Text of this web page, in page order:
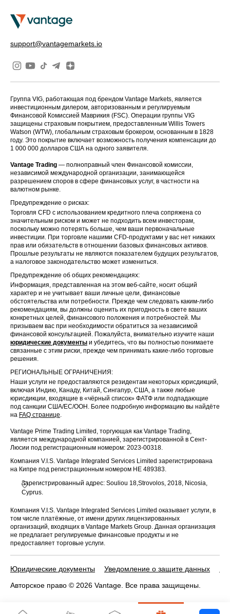
support@vantagemarkets.io
Группа VIG, работающая под брендом Vantage Markets, является
инвестиционным дилером, авторизованным и регулируемым
Финансовой Комиссией Маврикия (FSC). Операции группы VIG
защищены страховым покрытием, предоставленным Willis Towers
Watson (WTW), глобальным страховым брокером, основанным в 1828
году. Это покрытие включает возможность получения компенсации до
1 000 000 долларов США на одного заявителя.
Vantage Trading — полноправный член Финансовой комиссии,
независимой международной организации, занимающейся
разрешением споров в сфере финансовых услуг, в частности на
валютном рынке.
Предупреждение о рисках:
Торговля CFD с использованием кредитного плеча сопряжена со
значительным риском и может не подходить всем инвесторам,
поскольку можно потерять больше, чем ваши первоначальные
инвестиции. При торговле нашими CFD-продуктами у вас нет никаких
прав или обязательств в отношении базовых финансовых активов.
Прошлые результаты не являются показателем будущих результатов,
а налоговое законодательство может измениться.
Предупреждение об общих рекомендациях:
Информация, представленная на этом веб-сайте, носит общий
характер и не учитывает ваши личные цели, финансовые
обстоятельства или потребности. Прежде чем следовать каким-либо
рекомендациям, вы должны оценить их пригодность в свете ваших
конкретных целей, финансового положения и потребностей. Мы
призываем вас при необходимости обратиться за независимой
финансовой консультацией. Пожалуйста, внимательно изучите наши
юридические документы и убедитесь, что вы полностью понимаете
связанные с этим риски, прежде чем принимать какие-либо торговые
решения.
РЕГИОНАЛЬНЫЕ ОГРАНИЧЕНИЯ:
Наши услуги не предоставляются резидентам некоторых юрисдикций,
включая Индию, Канаду, Китай, Сингапур, США, а также любые
юрисдикции, входящие в «чёрный список» ФАТФ или подпадающие
под санкции США/ЕС/ООН. Более подробную информацию вы найдёте
на FAQ странице.
Vantage Prime Trading Limited, торгующая как Vantage Trading,
является международной компанией, зарегистрированной в Сент-
Люсии под регистрационным номером: 2023-00318.
Компания V.I.S. Vantage Integrated Services Limited зарегистрирована
на Кипре под регистрационным номером HE 489383.
Зарегистрированный адрес: Souliou 18,Strovolos, 2018, Nicosia,
Cyprus.
Компания V.I.S. Vantage Integrated Services Limited оказывает услуги, в
том числе платёжные, от имени других лицензированных
организаций, входящих в Vantage Markets Group. Данная организация
не предлагает регулируемые финансовые продукты и не
предоставляет торговые услуги.
Юридические документы Уведомление о защите данных
Авторское право © 2026 Vantage. Все права защищены.